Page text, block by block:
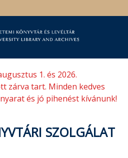
1. és 2026.
zárva tart. Minden kedves
és jó pihenést kívánunk!
SZOLGÁLAT